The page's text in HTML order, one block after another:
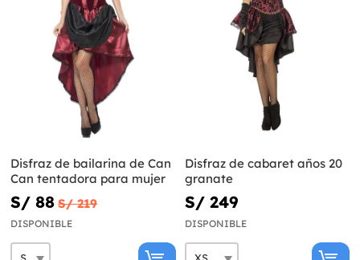
Disfraz de bailarina de Can
Can tentadora para mujer
S/ 88 S/ 219
DISPONIBLE
Disfraz de cabaret años 20
granate
S/ 249
DISPONIBLE